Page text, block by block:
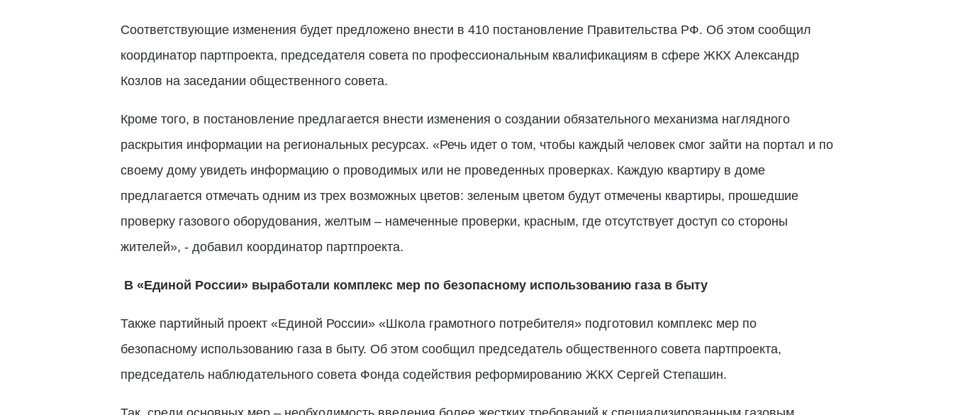
Соответствующие изменения будет предложено внести в 410 постановление Правительства РФ. Об этом сообщил
координатор партпроекта, председателя совета по профессиональным квалификациям в сфере ЖКХ Александр
Козлов на заседании общественного совета.
Кроме того, в постановление предлагается внести изменения о создании обязательного механизма наглядного
раскрытия информации на региональных ресурсах. «Речь идет о том, чтобы каждый человек смог зайти на портал и по
своему дому увидеть информацию о проводимых или не проведенных проверках. Каждую квартиру в доме
предлагается отмечать одним из трех возможных цветов: зеленым цветом будут отмечены квартиры, прошедшие
проверку газового оборудования, желтым – намеченные проверки, красным, где отсутствует доступ со стороны
жителей», - добавил координатор партпроекта.
В «Единой России» выработали комплекс мер по безопасному использованию газа в быту
Также партийный проект «Единой России» «Школа грамотного потребителя» подготовил комплекс мер по
безопасному использованию газа в быту. Об этом сообщил председатель общественного совета партпроекта,
председатель наблюдательного совета Фонда содействия реформированию ЖКХ Сергей Степашин.